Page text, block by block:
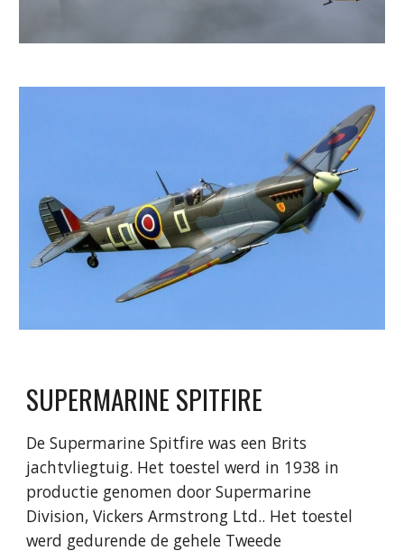
SUPERMARINE SPITFIRE
De Supermarine Spitfire was een Brits
jachtvliegtuig. Het toestel werd in 1938 in
productie genomen door Supermarine
Division, Vickers Armstrong Ltd.. Het toestel
werd gedurende de gehele Tweede